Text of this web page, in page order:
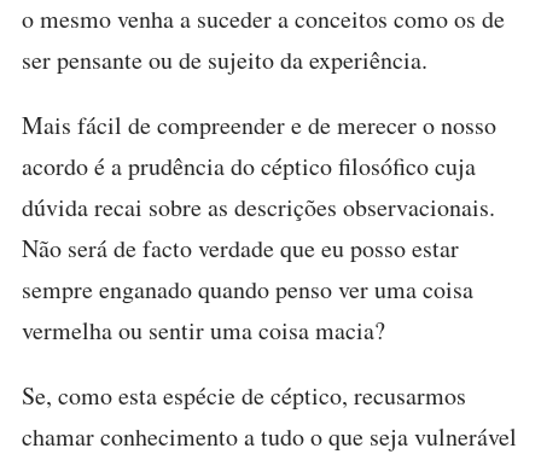
o mesmo venha a suceder a conceitos como os de
ser pensante ou de sujeito da experiência.
Mais fácil de compreender e de merecer o nosso
acordo é a prudência do céptico filosófico cuja
dúvida recai sobre as descrições observacionais.
Não será de facto verdade que eu posso estar
sempre enganado quando penso ver uma coisa
vermelha ou sentir uma coisa macia?
Se, como esta espécie de céptico, recusarmos
chamar conhecimento a tudo o que seja vulnerável